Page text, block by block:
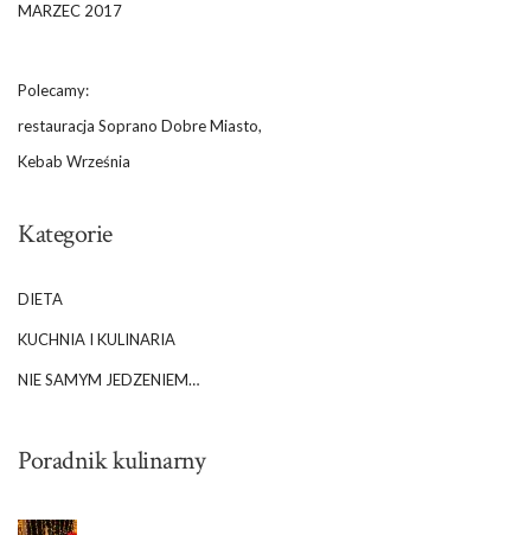
MARZEC 2017
Polecamy:
restauracja Soprano Dobre Miasto,
Kebab Września
Kategorie
DIETA
KUCHNIA I KULINARIA
NIE SAMYM JEDZENIEM…
Poradnik kulinarny